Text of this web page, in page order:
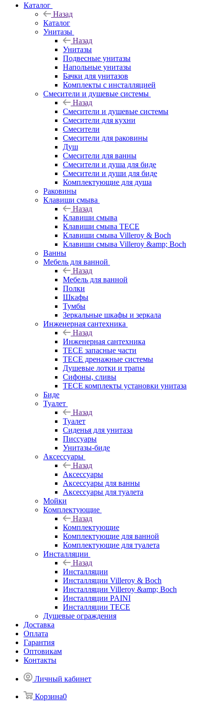
Каталог
Назад
Каталог
Унитазы
Назад
Унитазы
Подвесные унитазы
Напольные унитазы
Бачки для унитазов
Комплекты с инсталляцией
Смесители и душевые системы
Назад
Смесители и душевые системы
Смесители для кухни
Смесители
Смесители для раковины
Душ
Смесители для ванны
Смесители и душа для биде
Смесители и души для биде
Комплектующие для душа
Раковины
Клавиши смыва
Назад
Клавиши смыва
Клавиши смыва TECE
Клавиши смыва Villeroy & Boch
Клавиши смыва Villeroy &amp; Boch
Ванны
Мебель для ванной
Назад
Мебель для ванной
Полки
Шкафы
Тумбы
Зеркальные шкафы и зеркала
Инженерная сантехника
Назад
Инженерная сантехника
TECE запасные части
TECE дренажные системы
Душевые лотки и трапы
Сифоны, сливы
TECE комплекты установки унитаза
Биде
Туалет
Назад
Туалет
Сиденья для унитаза
Писсуары
Унитазы-биде
Аксессуары
Назад
Аксессуары
Аксессуары для ванны
Аксессуары для туалета
Мойки
Комплектующие
Назад
Комплектующие
Комплектующие для ванной
Комплектующие для туалета
Инсталляции
Назад
Инсталляции
Инсталляции Villeroy & Boch
Инсталляции Villeroy &amp; Boch
Инсталляции PAINI
Инсталляции TECE
Душевые ограждения
Доставка
Оплата
Гарантия
Оптовикам
Контакты
Личный кабинет
Корзина0